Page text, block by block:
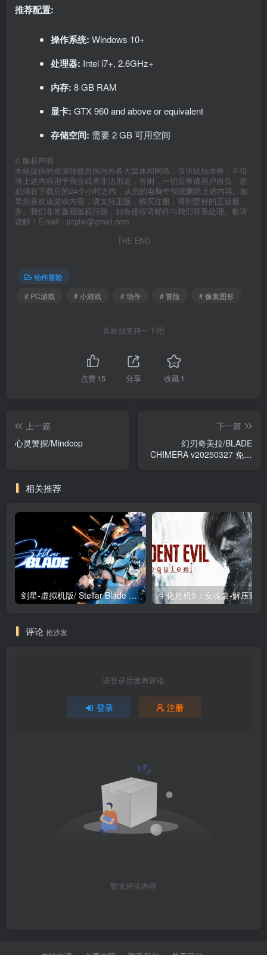
推荐配置:
操作系统: Windows 10+
处理器: Intel i7+, 2.6GHz+
内存: 8 GB RAM
显卡: GTX 960 and above or equivalent
存储空间: 需要 2 GB 可用空间
© 版权声明
本站提供的资源转载自国内外各大媒体和网络，仅供试玩体验；不得
将上述内容用于商业或者非法用途，否则，一切后果请用户自负。您
必须在下载后的24个小时之内，从您的电脑中彻底删除上述内容。如
果您喜欢该游戏内容，请支持正版，购买注册，得到更好的正版服
务。我们非常重视版权问题，如有侵权请邮件与我们联系处理。敬请
谅解！E-mail：jctgfei@gmail.com
THE END
动作冒险
# PC游戏
# 小游戏 # 动作 # 冒险 # 像素图形
喜欢就支持一下吧
点赞15 分享 收藏1
上一篇
心灵警探/Mindcop
下一篇
幻刃奇美拉/BLADE
CHIMERA v20250327 免安
相关推荐
剑星-虚拟机版/ Stellar Blade v1.4.1|Build.19963153 终极版新补丁 送修改器 免安装中文版
评论 抢沙发
请登录后发表评论
登录 注册
暂无评论内容